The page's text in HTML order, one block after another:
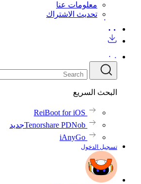
معلومات عنا
تحديث الاشتراك
البحث السريع
ReiBoot for iOS
Tenorshare PDNobجديد
iAnyGo
تسجيل الدخول